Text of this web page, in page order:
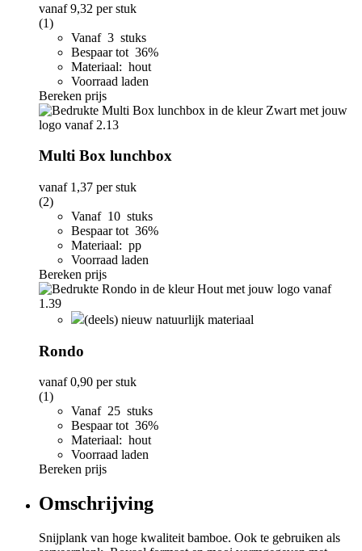
vanaf9,32 per stuk
(1)
Vanaf 3 stuks
Bespaar tot 36%
Materiaal: hout
Voorraad laden
Bereken prijs
Multi Box lunchbox
vanaf 1,37 per stuk
(2)
Vanaf 10 stuks
Bespaar tot 36%
Materiaal: pp
Voorraad laden
Bereken prijs
(deels) nieuw natuurlijk materiaal
Rondo
vanaf0,90 per stuk
(1)
Vanaf 25 stuks
Bespaar tot 36%
Materiaal: hout
Voorraad laden
Bereken prijs
Omschrijving
Snijplank van hoge kwaliteit bamboe. Ook te gebruiken als